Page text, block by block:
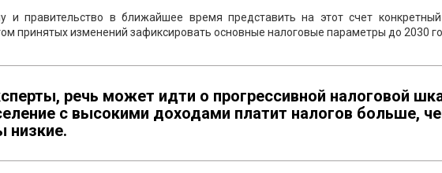
и правительство в ближайшее время представить на этот счет
принятых изменений зафиксировать основные налоговые параметры до 2030
речь может идти о прогрессивной налоговой
с высокими доходами платит налогов больше,
низкие.